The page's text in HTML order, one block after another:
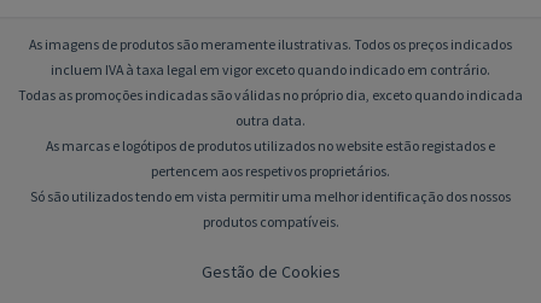
As imagens de produtos são meramente ilustrativas. Todos os preços indicados
incluem IVA à taxa legal em vigor exceto quando indicado em contrário.
Todas as promoções indicadas são válidas no próprio dia, exceto quando indicada
outra data.
As marcas e logótipos de produtos utilizados no website estão registados e
pertencem aos respetivos proprietários.
Só são utilizados tendo em vista permitir uma melhor identificação dos nossos
produtos compatíveis.
Gestão de Cookies